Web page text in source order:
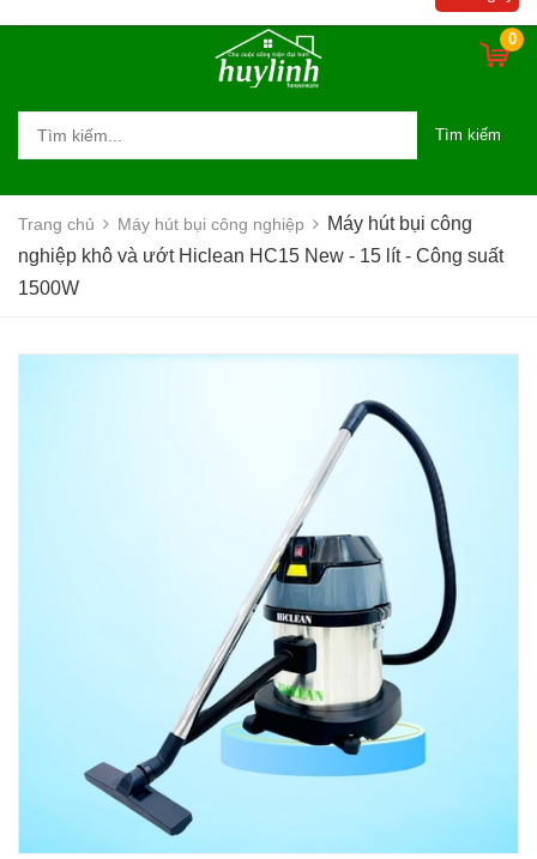
0
Tìm kiếm
Trang chủ Máy hút bụi công nghiệp
Máy hút bụi công
nghiệp khô và ướt Hiclean HC15 New - 15 lít - Công suất
1500W